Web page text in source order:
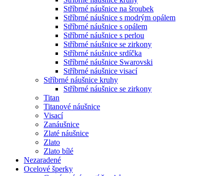
Stříbrné náušnice na šroubek
Stříbrné náušnice s modrým opálem
Stříbrné náušnice s opálem
Stříbrné náušnice s perlou
Stříbrné náušnice se zirkony
Stříbrné náušnice srdíčka
Stříbrné náušnice Swarovski
Stříbrné náušnice visací
Stříbrné náušnice kruhy
Stříbrné náušnice se zirkony
Titan
Titanové náušnice
Visací
Zanáušnice
Zlaté náušnice
Zlato
Zlato bílé
Nezaradené
Ocelové šperky